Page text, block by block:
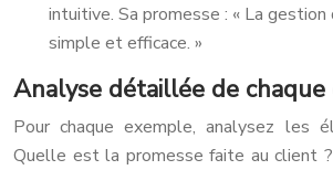
intuitive. Sa promesse : « La
simple et efficace. »
Analyse détaillée de
Pour chaque exemple, analysez les
Quelle est la promesse faite au client ?